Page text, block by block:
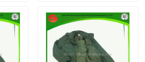
ملابس عسكرية تكتيكية
سترة عسكرية تكتيكية مضادة